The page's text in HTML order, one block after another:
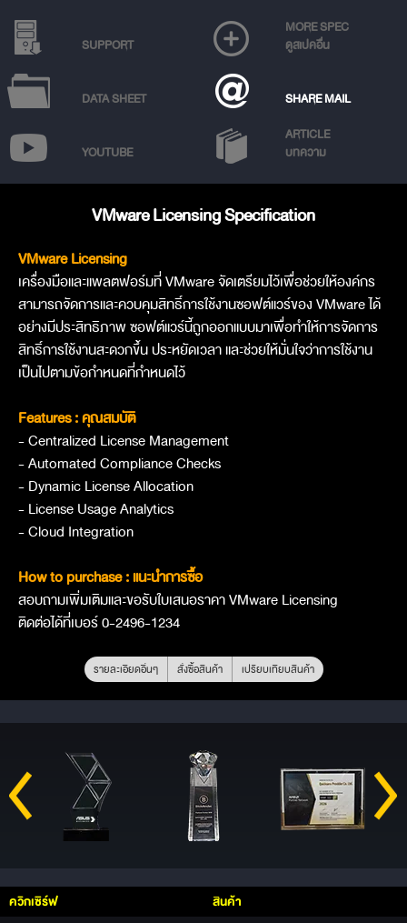
SUPPORT
MORE SPEC
ดูสเปคอื่น
DATA SHEET SHARE MAIL
YOUTUBE
ARTICLE
บทความ
VMware Licensing Specification
VMware Licensing
เครื่องมือและแพลตฟอร์มที่ VMware จัดเตรียมไว้เพื่อช่วยให้องค์กร
สามารถจัดการและควบคุมสิทธิ์การใช้งานซอฟต์แวร์ของ VMware ได้
อย่างมีประสิทธิภาพ ซอฟต์แวร์นี้ถูกออกแบบมาเพื่อทำให้การจัดการ
สิทธิ์การใช้งานสะดวกขึ้น ประหยัดเวลา และช่วยให้มั่นใจว่าการใช้งาน
เป็นไปตามข้อกำหนดที่กำหนดไว้
Features : คุณสมบัติ
- Centralized License Management
- Automated Compliance Checks
- Dynamic License Allocation
- License Usage Analytics
- Cloud Integration
How to purchase : แนะนำการซื้อ
สอบถามเพิ่มเติมและขอรับใบเสนอราคา VMware Licensing
ติดต่อได้ที่เบอร์ 0-2496-1234
รายละเอียดอื่นๆ สั่งซื้อสินค้า เปรียบเทียบสินค้า
ควิกเซิร์ฟ สินค้า